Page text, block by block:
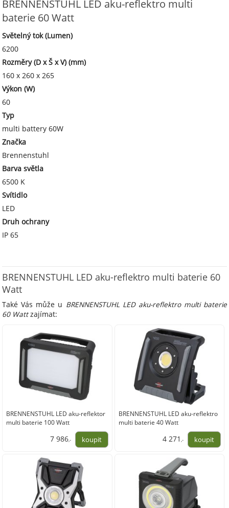
BRENNENSTUHL LED aku-reflektro multi
baterie 60 Watt
Světelný tok (Lumen)
6200
Rozměry (D x Š x V) (mm)
160 x 260 x 265
Výkon (W)
60
Typ
multi battery 60W
Značka
Brennenstuhl
Barva světla
6500 K
Svítidlo
LED
Druh ochrany
IP 65
BRENNENSTUHL LED aku-reflektro multi baterie 60
Watt
Také Vás může u BRENNENSTUHL LED aku-reflektro multi baterie
60 Wattzajímat:
BRENNENSTUHL LED aku-reflektor
multi baterie 100 Watt
7 986,-
BRENNENSTUHL LED aku-reflektro
multi baterie 40 Watt
4 271 ,-
3 530,00